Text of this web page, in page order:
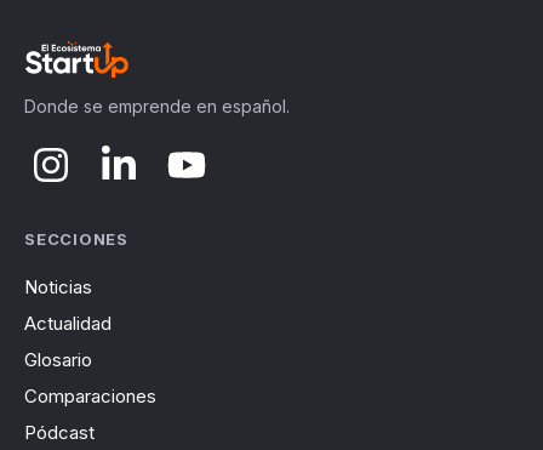
Donde se emprende en español.
SECCIONES
Noticias
Actualidad
Glosario
Comparaciones
Pódcast